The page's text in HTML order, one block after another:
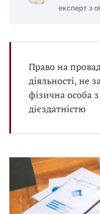
експерт з
Право на
діяльності, не
фізична особа
дієздатністю